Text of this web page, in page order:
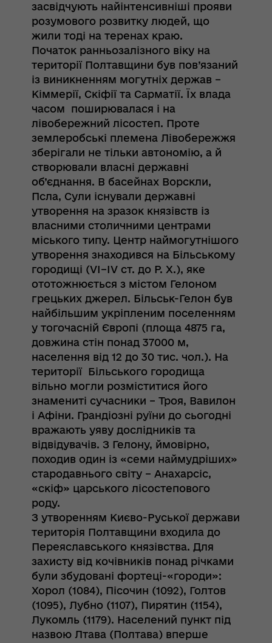
засвідчують найінтенсивніші прояви
розумового розвитку людей, що
жили тоді на теренах краю.
Початок ранньозалізного віку на
території Полтавщини був пов’язаний
із виникненням могутніх держав –
Кіммерії, Скіфії та Сарматії. Їх влада
часом поширювалася і на
лівобережний лісостеп. Проте
землеробські племена Лівобережжя
зберігали не тільки автономію, а й
створювали власні державні
об’єднання. В басейнах Ворскли,
Псла, Сули існували державні
утворення на зразок князівств із
власними столичними центрами
міського типу. Центр наймогутнішого
утворення знаходився на Більському
городищі (VІ–IV ст. до Р. Х.), яке
ототожнюється з містом Гелоном
грецьких джерел. Більськ-Гелон був
найбільшим укріпленим поселенням
у тогочасній Європі (площа 4875 га,
довжина стін понад 37000 м,
населення від 12 до 30 тис. чол.). На
території Більського городища
вільно могли розміститися його
знамениті сучасники – Троя, Вавилон
і Афіни. Грандіозні руїни до сьогодні
вражають уяву дослідників та
відвідувачів. З Гелону, ймовірно,
походив один із «семи наймудріших»
стародавнього світу – Анахарсіс,
«скіф» царського лісостепового
роду.
З утворенням Києво-Руської держави
територія Полтавщини входила до
Переяславського князівства. Для
захисту від кочівників понад річками
були збудовані фортеці-«городи»:
Хорол (1084), Пісочин (1092), Голтов
(1095), Лубно (1107), Пирятин (1154),
Лукомль (1179). Населений пункт під
назвою Лтава (Полтава) вперше